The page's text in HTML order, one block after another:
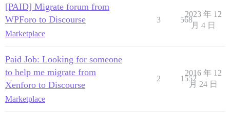
[PAID] Migrate forum from
WPForo to Discourse
Marketplace
3 568
2023 年 12
月 4 日
Paid Job: Looking for someone
to help me migrate from
Xenforo to Discourse
Marketplace
2 1552
2016 年 12
月 24 日